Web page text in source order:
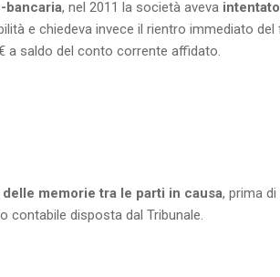
bancaria, nel 2011 la società aveva intentato
e chiedeva invece il rientro immediato del
a saldo del conto corrente affidato.
memorie tra le parti in causa, prima di
contabile disposta dal Tribunale.